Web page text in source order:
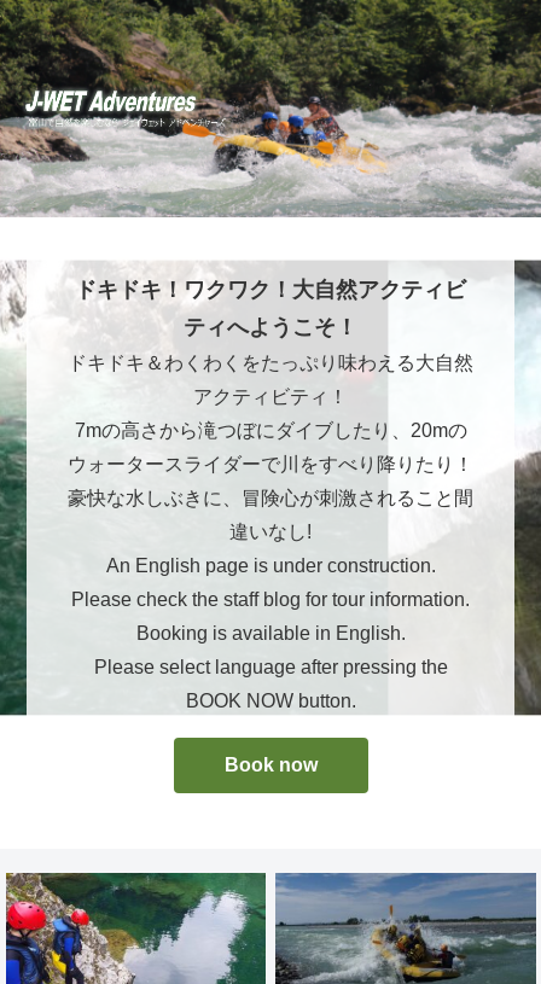
ドキドキ！ワクワク！大自然アクティビ
ティへようこそ！
ドキドキ＆わくわくをたっぷり味わえる大自然
アクティビティ！
7mの高さから滝つぼにダイブしたり、20mの
ウォータースライダーで川をすべり降りたり！
豪快な水しぶきに、冒険心が刺激されること間
違いなし!
An English page is under construction.
Please check the staff blog for tour information.
Booking is available in English.
Please select language after pressing the
BOOK NOW button.
Book now